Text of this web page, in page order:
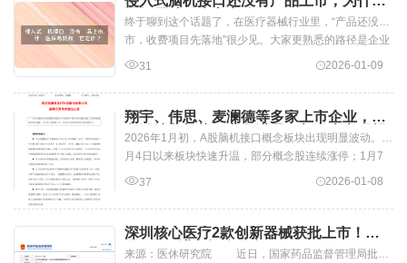
医保局就敢为它定价？
终于聊到这个话题了，在医疗器械行业里，“产品还没上
市，收费项目先落地”很少见。大家更熟悉的路径是企业
拿证、医院上量、临床路径跑顺了...
31 2026-01-09
翔宇、伟思、麦澜德等多家上市企业，紧
急澄清脑机接口业务进展！都尚未实现规
模化销售
2026年1月初，A股脑机接口概念板块出现明显波动。1
月4日以来板块快速升温，部分概念股连续涨停；1月7
日板块未延续此前涨势，出现回调，多只...
37 2026-01-08
深圳核心医疗2款创新器械获批上市！公
司IPO已进入问询阶段
来源：医休研究院 近日，国家药品监督管理局批准